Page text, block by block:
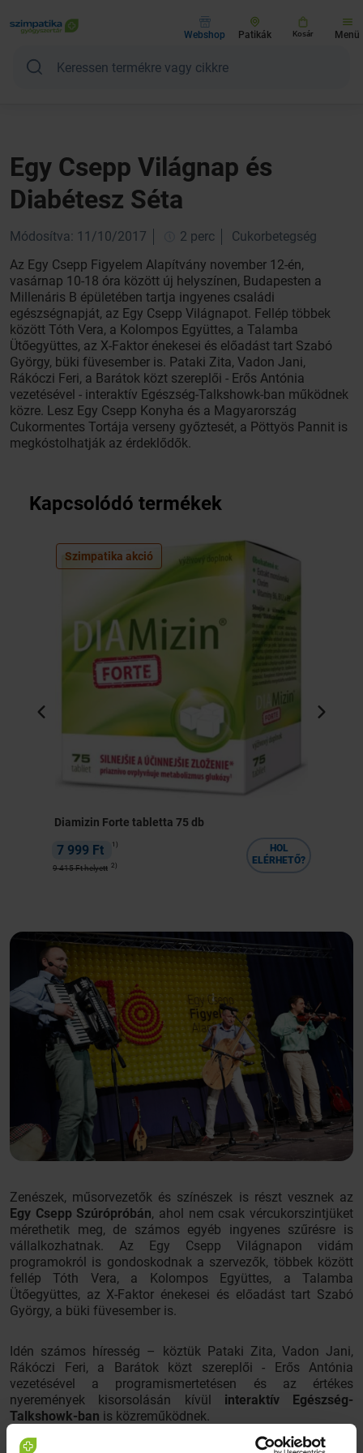
Webshop Patikák Kosár Menü
Egy Csepp Világnap és
Diabétesz Séta
Módosítva: 11/10/2017 2 perc
Cukorbetegség
Az Egy Csepp Figyelem Alapítvány november 12-én,
vasárnap 10-18 óra között új helyszínen, Budapesten a
Millenáris B épületében tartja ingyenes családi
egészségnapját, az Egy Csepp Világnapot. Fellép többek
között Tóth Vera, a Kolompos Együttes, a Talamba
Ütőegyüttes, az X-Faktor énekesei és előadást tart Szabó
György, büki füvesember is. Pataki Zita, Vadon Jani,
Rákóczi Feri, a Barátok közt szereplői - Erős Antónia
vezetésével - interaktív Egészség-Talkshowk-ban működnek
közre. Lesz Egy Csepp Konyha és a Magyarország
Cukormentes Tortája verseny győztesét, a Pöttyös Pannit is
megkóstolhatják az érdeklődők.
Kapcsolódó termékek
Szimpatika akció
Diamizin Forte tabletta 75 db
7 999 Ft 1)
9 415 Ft helyett 2)
HOL
ELÉRHETŐ?
Zenészek, műsorvezetők és színészek is részt vesznek az
Egy Csepp Szúrópróbán, ahol nem csak vércukorszintjüket
mérethetik meg, de számos egyéb ingyenes szűrésre is
vállalkozhatnak. Az Egy Csepp Világnapon vidám
programokról is gondoskodnak a szervezők, többek között
fellép Tóth Vera, a Kolompos Együttes, a Talamba
Ütőegyüttes, az X-Faktor énekesei és előadást tart Szabó
György, a büki füvesember is.
Idén számos híresség – köztük Pataki Zita, Vadon Jani,
Rákóczi Feri, a Barátok közt szereplői - Erős Antónia
vezetésével a programismertetésen és az értékes
nyeremények kisorsolásán kívül interaktív Egészség-
Talkshowk-ban is közreműködnek.